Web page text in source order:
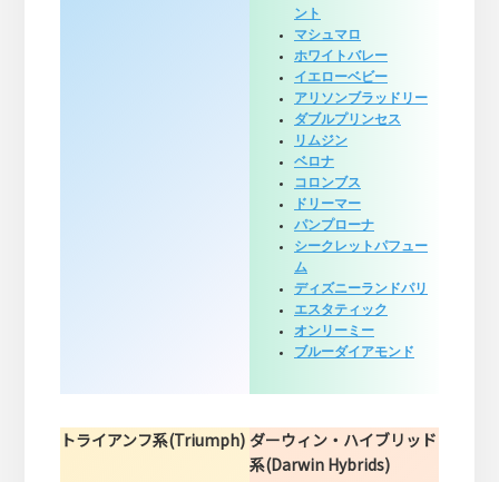
ント
マシュマロ
ホワイトバレー
イエローベビー
アリソンブラッドリー
ダブルプリンセス
リムジン
ベロナ
コロンブス
ドリーマー
パンプローナ
シークレットパフュー
ム
ディズニーランドパリ
エスタティック
オンリーミー
ブルーダイアモンド
トライアンフ系(Triumph) ダーウィン・ハイブリッド
系(Darwin Hybrids)